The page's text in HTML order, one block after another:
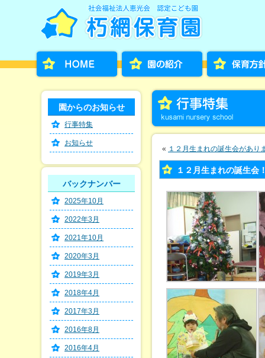
« １２月生まれの誕生会があり
１２月生まれの誕生会
園からのお知らせ
行事特集
お知らせ
バックナンバー
2025年10月
2022年3月
2021年10月
2020年3月
2019年3月
2018年4月
2017年3月
2016年8月
2016年4月